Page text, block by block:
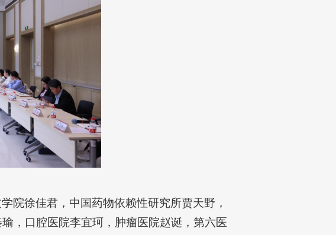
院徐佳君，中国药物依赖性研究所贾天野，
，口腔医院李宜珂，肿瘤医院赵诞，第六医